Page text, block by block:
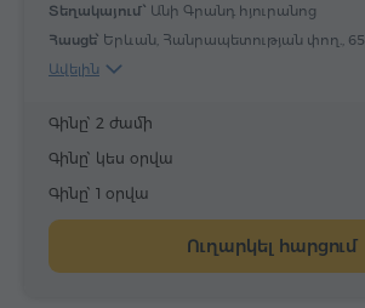
Տեղակայում՝ Անի Գրանդ հյուրանոց
Հասցե՝ Երևան, Հանրապետության փող., 65
Ավելին
Գինը՝ 2 ժամի
Գինը՝ կես օրվա
Գինը՝ 1 օրվա
Ուղարկել հարցում